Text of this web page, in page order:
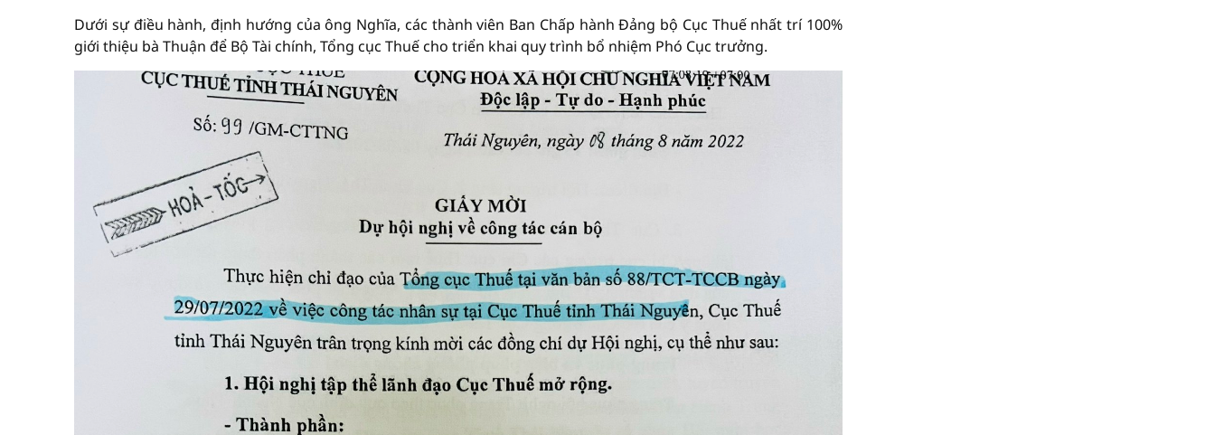
Dưới sự điều hành, định hướng của ông Nghĩa, các thành viên Ban Chấp hành Đảng bộ Cục Thuế nhất trí 100%
giới thiệu bà Thuận để Bộ Tài chính, Tổng cục Thuế cho triển khai quy trình bổ nhiệm Phó Cục trưởng.